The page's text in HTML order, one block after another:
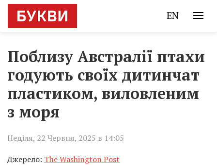
EN
Поблизу Австралії птахи
годують своїх дитинчат
пластиком, виловленим
з моря
Неділя, 22 Червня, 2025 в 14:05
Джерело: The Washington Post